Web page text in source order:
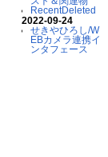
RecentDeleted
2022-09-24
せきやひろし/W
EBカメラ連携イ
ンタフェース